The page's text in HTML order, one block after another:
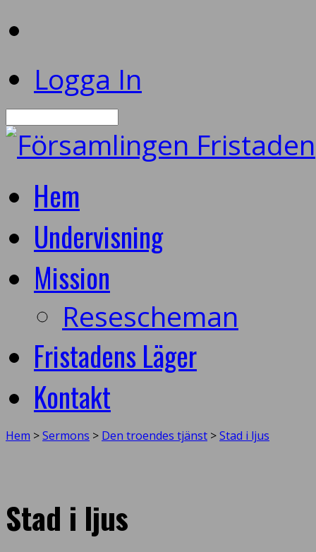
Logga In
Hem
Undervisning
Mission
Resescheman
Fristadens Läger
Kontakt
Hem >Sermons > Den troendes tjänst >Stad i ljus
Stad i ljus